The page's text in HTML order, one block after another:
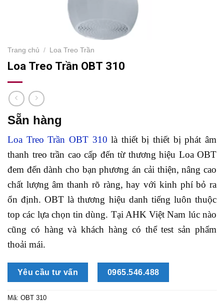
Trang chủ / Loa Treo Trần
Loa Treo Trần OBT 310
Sẵn hàng
Loa Treo Trần OBT 310 là thiết bị thiết bị phát âm
thanh treo trần cao cấp đến từ thương hiệu Loa OBT
đem đến dành cho bạn phương án cải thiện, nâng cao
chất lượng âm thanh rõ ràng, hay với kinh phí bỏ ra
ổn định. OBT là thương hiệu danh tiếng luôn thuộc
top các lựa chọn tin dùng. Tại AHK Việt Nam lúc nào
cũng có hàng và khách hàng có thể test sản phẩm
thoải mái.
Yêu cầu tư vấn 0965.546.488
Mã: OBT 310